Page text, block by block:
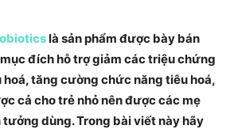
là sản phẩm được bày bán
đích hỗ trợ giảm các triệu chứng
tăng cường chức năng tiêu hoá,
cả cho trẻ nhỏ nên được các mẹ
dùng. Trong bài viết này hãy